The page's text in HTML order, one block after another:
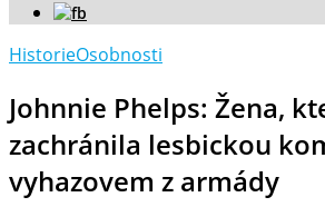
HistorieOsobnosti
Johnnie Phelps: Žena,
zachránila lesbickou
vyhazovem z armády